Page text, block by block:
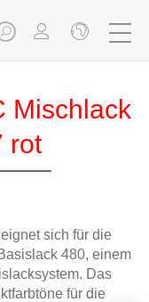
Mischlack
rot
sich für die
480, einem
Das
für die